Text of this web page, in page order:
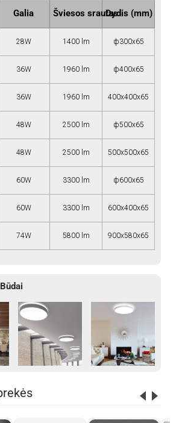
Galia Šviesos srautasDydis (mm)
28W 1400 lm ф300x65
36W 1960 lm ф400x65
36W 1960 lm 400x400x65
48W 2500 lm ф500x65
48W 2500 lm 500x500x65
60W 3300 lm ф600x65
60W 3300 lm 600x400x65
74W 5800 lm 900x580x65